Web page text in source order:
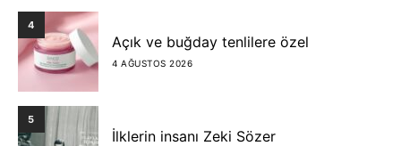
4
Açık ve buğday tenlilere özel
4 AĞUSTOS 2026
5
İlklerin insanı Zeki Sözer